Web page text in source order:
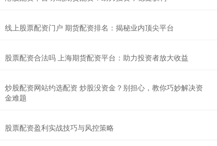
线上股票配资门户 期货配资排名：揭秘业内顶尖平台
股票配资合法吗 上海期货配资平台：助力投资者放大收益
炒股配资网站约选配资 炒股没资金？别担心，教你巧妙解决资
金难题
股票配资盈利实战技巧与风控策略